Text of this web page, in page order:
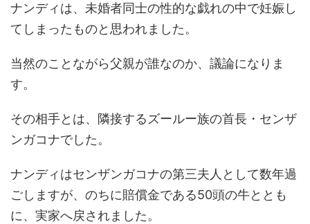
ナンディは、未婚者同士の性的な戯れの中で妊娠し
てしまったものと思われました。
当然のことながら父親が誰なのか、議論になりま
す。
その相手とは、隣接するズールー族の首長・センザ
ンガコナでした。
ナンディはセンザンガコナの第三夫人として数年過
ごしますが、のちに賠償金である50頭の牛ととも
に、実家へ戻されました。